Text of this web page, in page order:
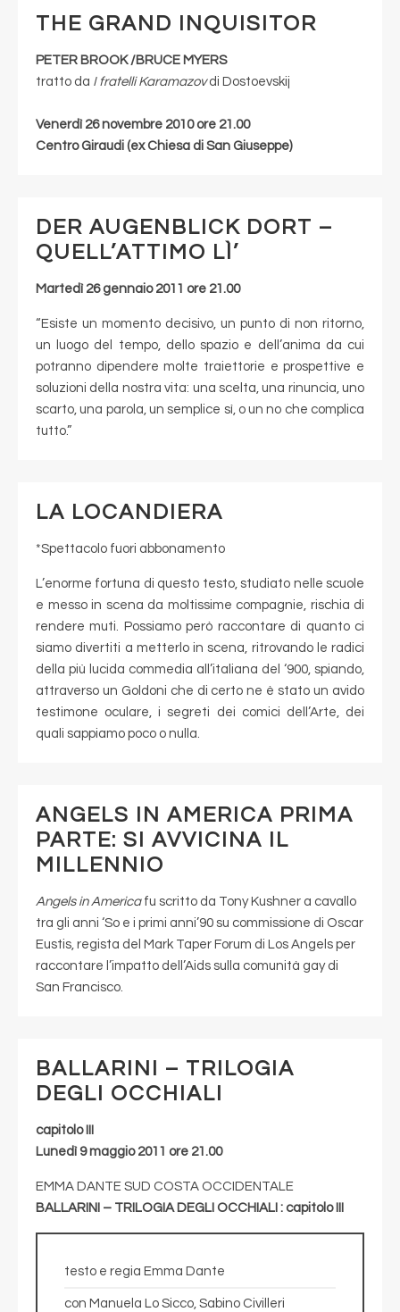
THE GRAND INQUISITOR
PETER BROOK /BRUCE MYERS
tratto da I fratelli Karamazovdi Dostoevskij
Venerdì 26 novembre 2010 ore 21.00
Centro Giraudi (ex Chiesa di San Giuseppe)
DER AUGENBLICK DORT –
QUELL’ATTIMO LÌ’
Martedì 26 gennaio 2011 ore 21.00
“Esiste un momento decisivo, un punto di non ritorno,
un luogo del tempo, dello spazio e dell’anima da cui
potranno dipendere molte traiettorie e prospettive e
soluzioni della nostra vita: una scelta, una rinuncia, uno
scarto, una parola, un semplice sì, o un no che complica
tutto.”
LA LOCANDIERA
*Spettacolo fuori abbonamento
L’enorme fortuna di questo testo, studiato nelle scuole
e messo in scena da moltissime compagnie, rischia di
rendere muti. Possiamo però raccontare di quanto ci
siamo divertiti a metterlo in scena, ritrovando le radici
della più lucida commedia all’italiana del ‘900, spiando,
attraverso un Goldoni che di certo ne è stato un avido
testimone oculare, i segreti dei comici dell’Arte, dei
quali sappiamo poco o nulla.
ANGELS IN AMERICA PRIMA
PARTE: SI AVVICINA IL
MILLENNIO
Angels in Americafu scritto da Tony Kushner a cavallo
tra gli anni ‘So e i primi anni’90 su commissione di Oscar
Eustis, regista del Mark Taper Forum di Los Angels per
raccontare l’impatto dell’Aids sulla comunità gay di
San Francisco.
BALLARINI – TRILOGIA
DEGLI OCCHIALI
capitolo III
Lunedì 9 maggio 2011 ore 21.00
EMMA DANTE SUD COSTA OCCIDENTALE
BALLARINI – TRILOGIA DEGLI OCCHIALI : capitolo III
testo e regia Emma Dante
con Manuela Lo Sicco, Sabino Civilleri